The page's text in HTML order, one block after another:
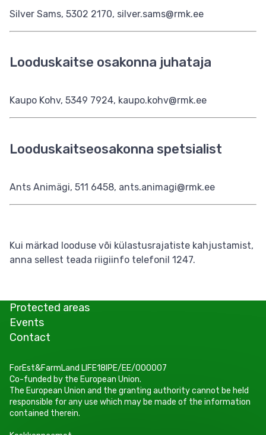
Silver Sams, 5302 2170, silver.sams@rmk.ee
Looduskaitse osakonna juhataja
Kaupo Kohv, 5349 7924, kaupo.kohv@rmk.ee
Looduskaitseosakonna spetsialist
Ants Animägi, 511 6458, ants.animagi@rmk.ee
Kui märkad looduse või külastusrajatiste kahjustamist,
anna sellest teada riigiinfo telefonil 1247.
Protected areas
Events
Contact
ForEst&FarmLand LIFE18IPE/EE/000007
Co-funded by the European Union.
The European Union and the granting authority cannot be held
responsible for any use which may be made of the information
contained therein.